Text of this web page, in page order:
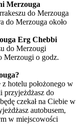
Merzouga
do Merzouga
do Merzouga około
Erg Chebbi
do Merzougi
Merzougi o godz.
hotelu położonego w
przyjeżdżasz do
czekał na Ciebie w
autobusem,
w miejscowości